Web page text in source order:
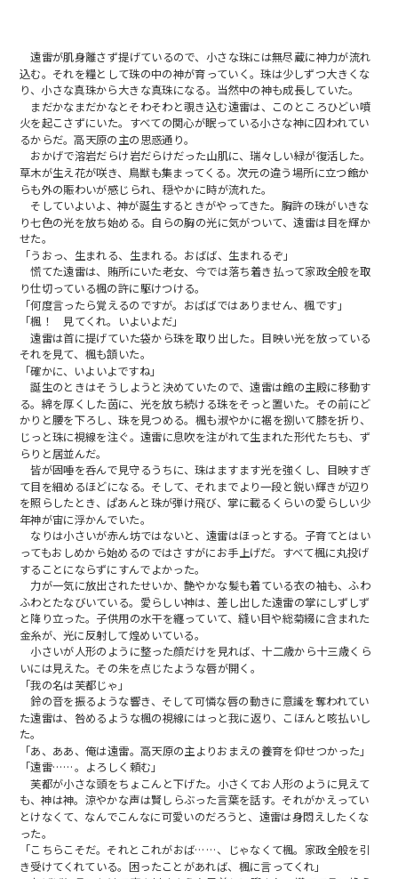
遠雷が肌身離さず提げているので、小さな珠には無尽蔵に神力が流れ
込む。それを糧として珠の中の神が育っていく。珠は少しずつ大きくな
り、小さな真珠から大きな真珠になる。当然中の神も成長していた。
まだかなまだかなとそわそわと覗き込む遠雷は、このところひどい噴
火を起こさずにいた。すべての関心が眠っている小さな神に囚われてい
るからだ。高天原の主の思惑通り。
おかげで溶岩だらけ岩だらけだった山肌に、瑞々しい緑が復活した。
草木が生え花が咲き、鳥獣も集まってくる。次元の違う場所に立つ館か
らも外の賑わいが感じられ、穏やかに時が流れた。
そしていよいよ、神が誕生するときがやってきた。胸許の珠がいきな
り七色の光を放ち始める。自らの胸の光に気がついて、遠雷は目を輝か
せた。
「うおっ、生まれる、生まれる。おばば、生まれるぞ」
慌てた遠雷は、賄所にいた老女、今では落ち着き払って家政全般を取
り仕切っている楓の許に駆けつける。
「何度言ったら覚えるのですが。おばばではありません、楓です」
「楓！ 見てくれ。いよいよだ」
遠雷は首に提げていた袋から珠を取り出した。目映い光を放っている
それを見て、楓も頷いた。
「確かに、いよいよですね」
誕生のときはそうしようと決めていたので、遠雷は館の主殿に移動す
る。綿を厚くした茵に、光を放ち続ける珠をそっと置いた。その前にど
かりと腰を下ろし、珠を見つめる。楓も淑やかに裾を捌いて膝を折り、
じっと珠に視線を注ぐ。遠雷に息吹を注がれて生まれた形代たちも、ず
らりと居並んだ。
皆が固唾を呑んで見守るうちに、珠はますます光を強くし、目映すぎ
て目を細めるほどになる。そして、それまでより一段と鋭い輝きが辺り
を照らしたとき、ぱあんと珠が弾け飛び、掌に載るくらいの愛らしい少
年神が宙に浮かんでいた。
なりは小さいが赤ん坊ではないと、遠雷はほっとする。子育てとはい
ってもおしめから始めるのではさすがにお手上げだ。すべて楓に丸投げ
することにならずにすんでよかった。
力が一気に放出されたせいか、艶やかな髪も着ている衣の袖も、ふわ
ふわとたなびいている。愛らしい神は、差し出した遠雷の掌にしずしず
と降り立った。子供用の水干を纏っていて、縫い目や総菊綴に含まれた
金糸が、光に反射して煌めいている。
小さいが人形のように整った顔だけを見れば、十二歳から十三歳くら
いには見えた。その朱を点じたような唇が開く。
「我の名は芙都じゃ」
鈴の音を振るような響き、そして可憐な唇の動きに意識を奪われてい
た遠雷は、咎めるような楓の視線にはっと我に返り、こほんと咳払いし
た。
「あ、ああ、俺は遠雷。高天原の主よりおまえの養育を仰せつかった」
「遠雷……。よろしく頼む」
芙都が小さな頭をちょこんと下げた。小さくてお人形のように見えて
も、神は神。涼やかな声は賢しらぶった言葉を話す。それがかえってい
とけなくて、なんでこんなに可愛いのだろうと、遠雷は身悶えしたくな
った。
「こちらこそだ。それとこれがおば……、じゃなくて楓。家政全般を引
き受けてくれている。困ったことがあれば、楓に言ってくれ」